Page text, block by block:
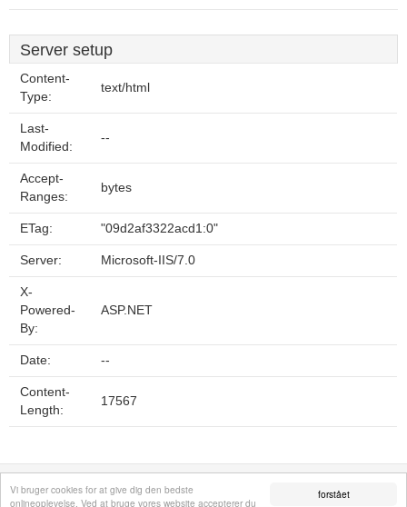
forstået
Vi bruger cookies for at give dig den bedste
onlineoplevelse. Ved at bruge vores website accepterer du
Server setup
Content-
Type:
text/html
Last-
Modified:
--
Accept-
Ranges:
bytes
ETag: "09d2af3322acd1:0"
Server: Microsoft-IIS/7.0
X-
Powered-
By:
ASP.NET
Date: --
Content-
Length:
17567